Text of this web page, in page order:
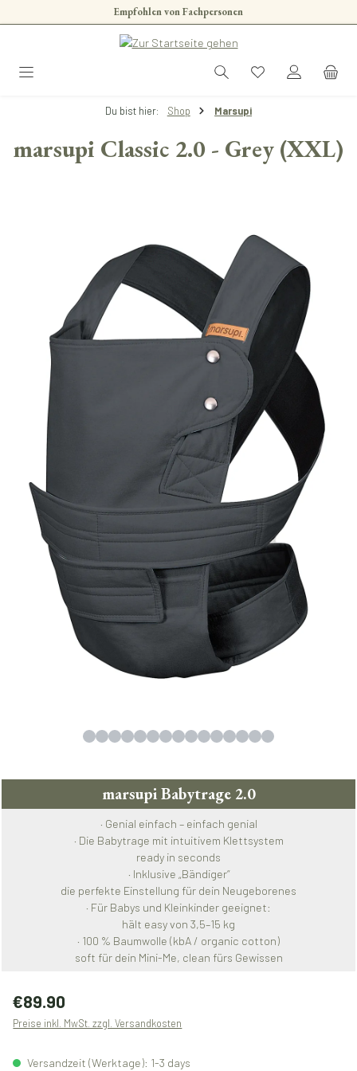
Zum Hauptinhalt springenEmpfohlen von Fachpersonen
Du bist hier: Shop Marsupi
marsupi Classic 2.0 - Grey (XXL)
marsupi Babytrage 2.0
· Genial einfach – einfach genial
· Die Babytrage mit intuitivem Klettsystem
ready in seconds
· Inklusive „Bändiger“
die perfekte Einstellung für dein Neugeborenes
· Für Babys und Kleinkinder geeignet:
hält easy von 3,5–15 kg
· 100 % Baumwolle (kbA / organic cotton)
soft für dein Mini-Me, clean fürs Gewissen
Regulärer Preis:
€89.90
Preise inkl. MwSt. zzgl. Versandkosten
Versandzeit (Werktage): 1-3 days